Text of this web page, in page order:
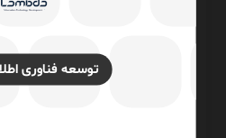
توسعه فناوری
نشانی ایمیل شما منتشر نخواهد